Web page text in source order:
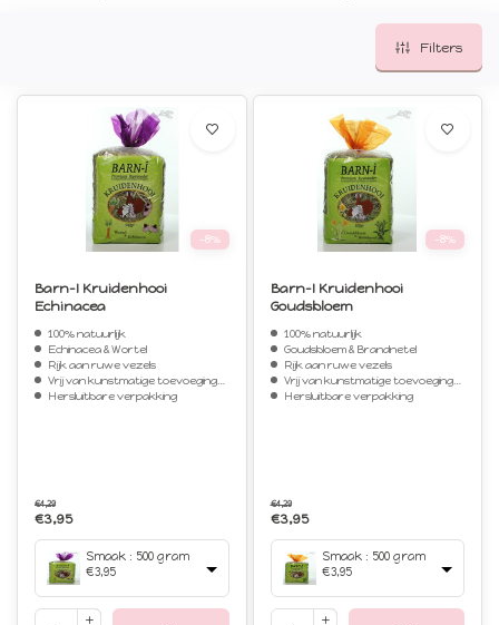
hooi met fruit of groente of 'normaal' hooi zonder toevoegingen.
Filters
-8%
Barn-I Kruidenhooi
Echinacea
100% natuurlijk
Echinacea & Wortel
Rijk aan ruwe vezels
Vrij van kunstmatige toevoegingen
Hersluitbare verpakking
€4,29
€3,95
Smaak : 500 gram
€3,95
-8%
Barn-I Kruidenhooi
Goudsbloem
100% natuurlijk
Goudsbloem & Brandnetel
Rijk aan ruwe vezels
Vrij van kunstmatige toevoegingen
Hersluitbare verpakking
€4,29
€3,95
Smaak : 500 gram
€3,95